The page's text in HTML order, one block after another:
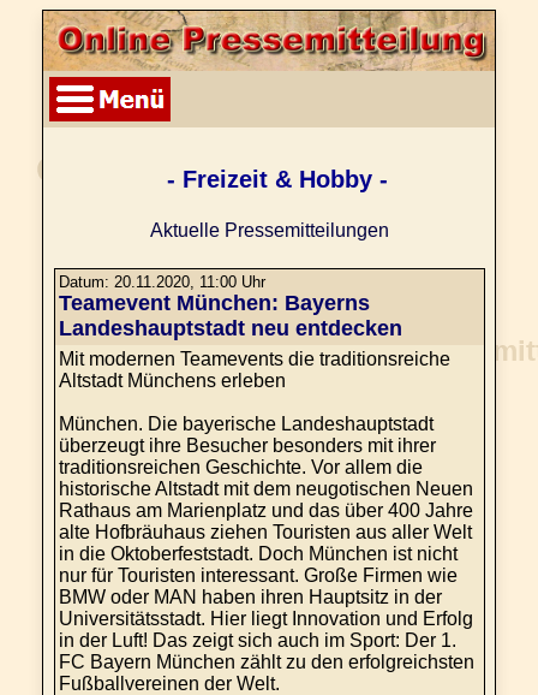
- Freizeit & Hobby -
Aktuelle Pressemitteilungen
Datum: 20.11.2020, 11:00 Uhr
Teamevent München: Bayerns
Landeshauptstadt neu entdecken
Mit modernen Teamevents die traditionsreiche
Altstadt Münchens erleben
München. Die bayerische Landeshauptstadt
überzeugt ihre Besucher besonders mit ihrer
traditionsreichen Geschichte. Vor allem die
historische Altstadt mit dem neugotischen Neuen
Rathaus am Marienplatz und das über 400 Jahre
alte Hofbräuhaus ziehen Touristen aus aller Welt
in die Oktoberfeststadt. Doch München ist nicht
nur für Touristen interessant. Große Firmen wie
BMW oder MAN haben ihren Hauptsitz in der
Universitätsstadt. Hier liegt Innovation und Erfolg
in der Luft! Das zeigt sich auch im Sport: Der 1.
FC Bayern München zählt zu den erfolgreichsten
Fußballvereinen der Welt.